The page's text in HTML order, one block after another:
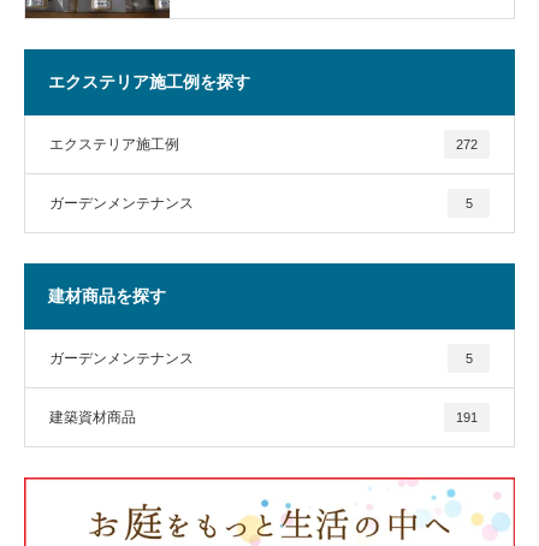
エクステリア施工例を探す
エクステリア施工例 272
ガーデンメンテナンス 5
建材商品を探す
ガーデンメンテナンス 5
建築資材商品 191